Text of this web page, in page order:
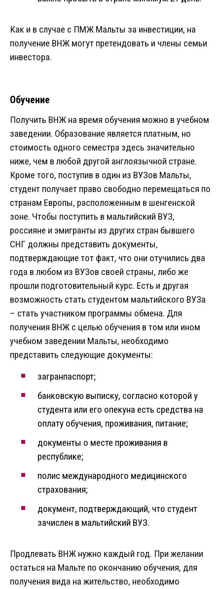
Как и в случае с ПМЖ Мальты за инвестиции, на
получение ВНЖ могут претендовать и члены семьи
инвестора.
Обучение
Получить ВНЖ на время обучения можно в учебном
заведении. Образование является платным, но
стоимость одного семестра здесь значительно
ниже, чем в любой другой англоязычной стране.
Кроме того, поступив в один из ВУЗов Мальты,
студент получает право свободно перемещаться по
странам Европы, расположенным в шенгенской
зоне. Чтобы поступить в мальтийский ВУЗ,
россияне и эмигранты из других стран бывшего
СНГ должны представить документы,
подтверждающие тот факт, что они отучились два
года в любом из ВУЗов своей страны, либо же
прошли подготовительный курс. Есть и другая
возможность стать студентом мальтийского ВУЗа
– стать участником программы обмена. Для
получения ВНЖ с целью обучения в том или ином
учебном заведении Мальты, необходимо
представить следующие документы:
загранпаспорт;
банковскую выписку, согласно которой у
студента или его опекуна есть средства на
оплату обучения, проживания, питание;
документы о месте проживания в
республике;
полис международного медицинского
страхования;
документ, подтверждающий, что студент
зачислен в мальтийский ВУЗ.
Продлевать ВНЖ нужно каждый год. При желании
остаться на Мальте по окончанию обучения, для
получения вида на жительство, необходимо